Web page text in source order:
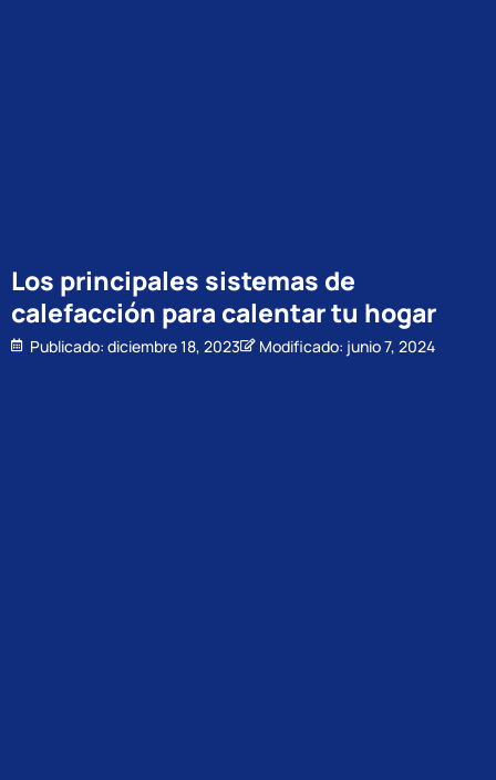
Los principales sistemas de
calefacción para calentar tu hogar
Publicado: diciembre 18, 2023 Modificado: junio 7, 2024